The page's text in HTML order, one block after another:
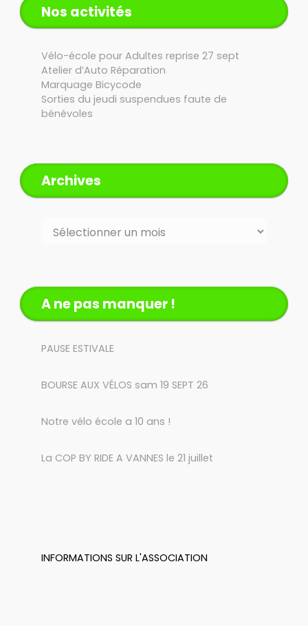
Nos activités
Vélo-école pour Adultes reprise 27 sept
Atelier d’Auto Réparation
Marquage Bicycode
Sorties du jeudi suspendues faute de
bénévoles
Archives
Archives
A ne pas manquer !
PAUSE ESTIVALE
BOURSE AUX VÉLOS sam 19 SEPT 26
Notre vélo école a 10 ans !
La COP BY RIDE A VANNES le 21 juillet
INFORMATIONS SUR L'ASSOCIATION